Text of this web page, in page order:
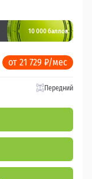
10 000 баллов
от 21 729 ₽/мес
Передний